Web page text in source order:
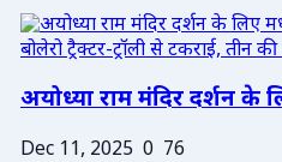
अयोध्या राम मंदिर दर्शन के
Dec 11, 2025 0 76